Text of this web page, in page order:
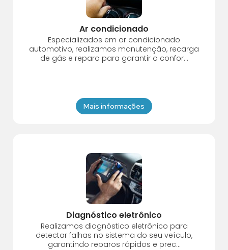
Ar condicionado
Especializados em ar condicionado
automotivo, realizamos manutenção, recarga
de gás e reparo para garantir o confor...
Mais informações
Diagnóstico eletrônico
Realizamos diagnóstico eletrônico para
detectar falhas no sistema do seu veículo,
garantindo reparos rápidos e prec...